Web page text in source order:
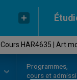
Cours HAR4635 | Art
Programmes,
cours et